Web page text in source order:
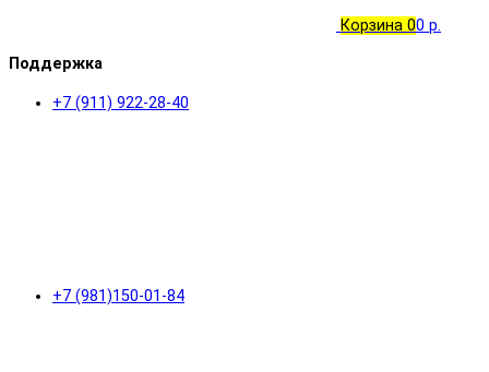
Корзина 00 р.
Поддержка
+7 (911) 922-28-40
+7 (981)150-01-84